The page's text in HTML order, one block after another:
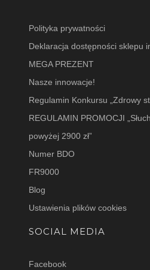
Polityka prywatności
Deklaracja dostępności sklepu
MEGA PREZENT
Nasze innowacje!
Regulamin Konkursu „Zdrowy
REGULAMIN PROMOCJI
powyżej 2900 zł”
Numer BDO
FR9000
Blog
Ustawienia plików cookies
SOCIAL MEDIA
Facebook